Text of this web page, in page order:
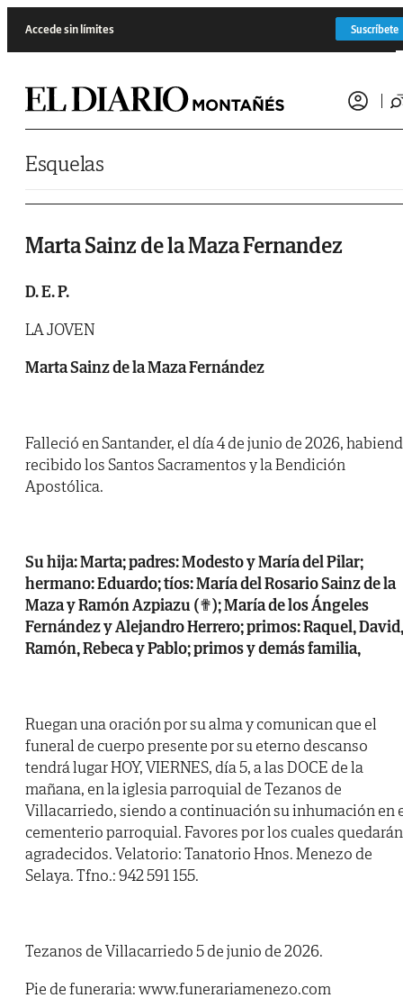
Accede sin límites Suscríbete
Esquelas
Marta Sainz de la Maza Fernandez
D. E. P.
LA JOVEN
Marta Sainz de la Maza Fernández
Falleció en Santander, el día 4 de junio de 2026,
recibido los Santos Sacramentos y la Bendición
Apostólica.
Su hija: Marta; padres: Modesto y María del Pilar;
hermano: Eduardo; tíos: María del Rosario Sainz de la
Maza y Ramón Azpiazu (✟); María de los Ángeles
Fernández y Alejandro Herrero; primos: Raquel, David,
Ramón, Rebeca y Pablo; primos y demás familia,
Ruegan una oración por su alma y comunican que el
funeral de cuerpo presente por su eterno descanso
tendrá lugar HOY, VIERNES, día 5, a las DOCE de la
mañana, en la iglesia parroquial de Tezanos de
Villacarriedo, siendo a continuación su inhumación en
cementerio parroquial. Favores por los cuales quedarán
agradecidos. Velatorio: Tanatorio Hnos. Menezo de
Selaya. Tfno.: 942 591 155.
Tezanos de Villacarriedo 5 de junio de 2026.
Pie de funeraria: www.funerariamenezo.com